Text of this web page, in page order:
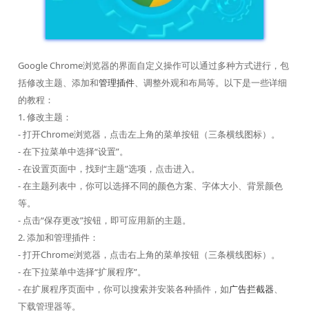
Google Chrome浏览器的界面自定义操作可以通过多种方式进行，包
括修改主题、添加和管理插件、调整外观和布局等。以下是一些详细
的教程：
1. 修改主题：
- 打开Chrome浏览器，点击左上角的菜单按钮（三条横线图标）。
- 在下拉菜单中选择“设置”。
- 在设置页面中，找到“主题”选项，点击进入。
- 在主题列表中，你可以选择不同的颜色方案、字体大小、背景颜色
等。
- 点击“保存更改”按钮，即可应用新的主题。
2. 添加和管理插件：
- 打开Chrome浏览器，点击右上角的菜单按钮（三条横线图标）。
- 在下拉菜单中选择“扩展程序”。
- 在扩展程序页面中，你可以搜索并安装各种插件，如广告拦截器、
下载管理器等。